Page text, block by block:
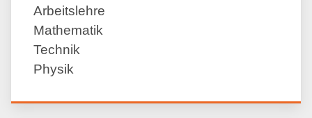
Arbeitslehre
Mathematik
Technik
Physik